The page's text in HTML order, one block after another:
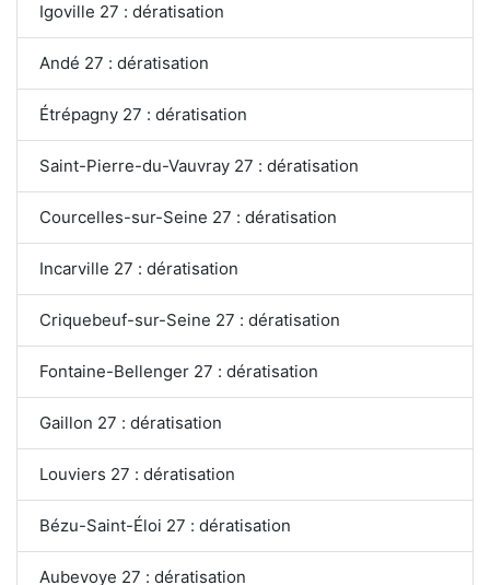
Igoville 27 : dératisation
Andé 27 : dératisation
Étrépagny 27 : dératisation
Saint-Pierre-du-Vauvray 27 : dératisation
Courcelles-sur-Seine 27 : dératisation
Incarville 27 : dératisation
Criquebeuf-sur-Seine 27 : dératisation
Fontaine-Bellenger 27 : dératisation
Gaillon 27 : dératisation
Louviers 27 : dératisation
Bézu-Saint-Éloi 27 : dératisation
Aubevoye 27 : dératisation